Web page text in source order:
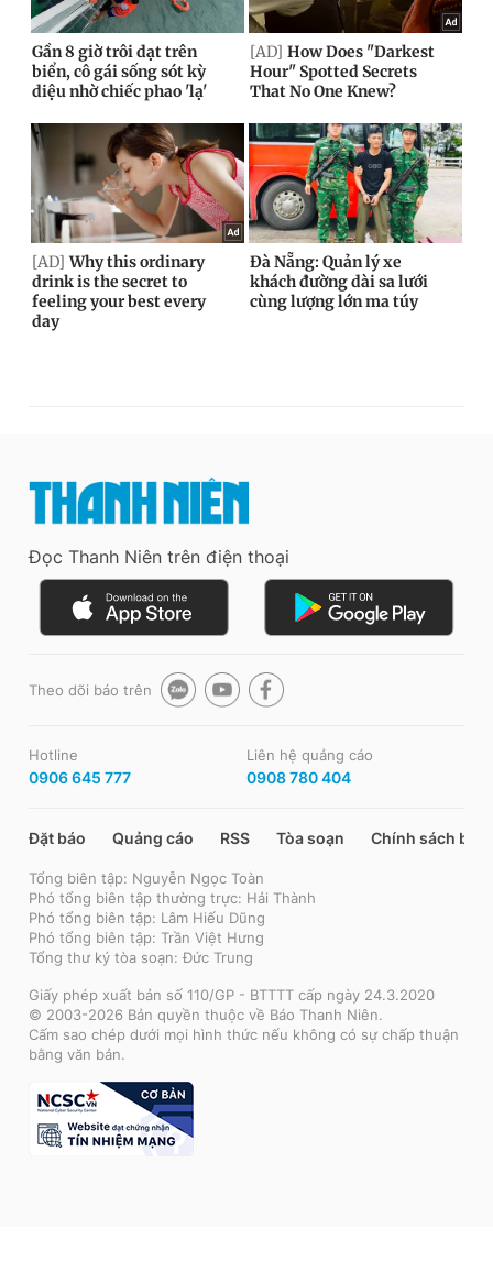
Đọc Thanh Niên trên điện thoại
Theo dõi báo trên
Hotline
0906 645 777
Liên hệ quảng cáo
0908 780 404
Đặt báo Quảng cáo RSS Tòa soạn Chính sách bảo
Tổng biên tập: Nguyễn Ngọc Toàn
Phó tổng biên tập thường trực: Hải Thành
Phó tổng biên tập: Lâm Hiếu Dũng
Phó tổng biên tập: Trần Việt Hưng
Tổng thư ký tòa soạn: Đức Trung
Giấy phép xuất bản số 110/GP - BTTTT cấp ngày 24.3.2020
© 2003-2026 Bản quyền thuộc về Báo Thanh Niên.
Cấm sao chép dưới mọi hình thức nếu không có sự chấp thuận
bằng văn bản.